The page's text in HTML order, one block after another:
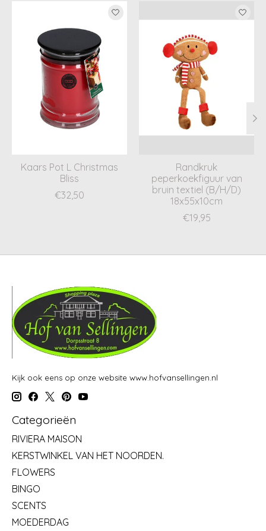
Items van productcarrousel
Kaars Pot L Christmas
Bliss
€32,50
Randkruk
peperkoekfiguur van
bruin textiel (B/H/D)
18x55x10cm
€19,95
Kijk ook eens op onze website www.hofvansellingen.nl
Categorieën
RIVIERA MAISON
KERSTWINKEL VAN HET NOORDEN.
FLOWERS
BINGO
SCENTS
MOEDERDAG